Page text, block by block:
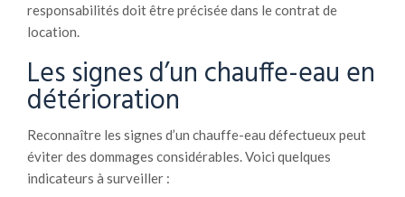
responsabilités doit être précisée dans le contrat de
location.
Les signes d’un chauffe-eau en
détérioration
Reconnaître les signes d’un chauffe-eau défectueux peut
éviter des dommages considérables. Voici quelques
indicateurs à surveiller :